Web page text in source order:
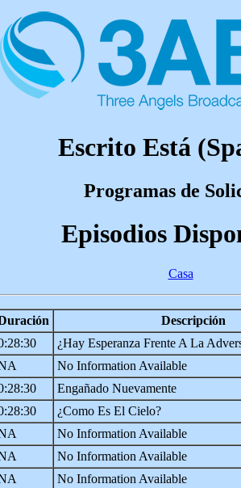
Escrito Está
Programas de
Episodios
Casa
Descripción
¿Hay Esperanza Frente A La
No Information Available
Engañado Nuevamente
¿Como Es El Cielo?
No Information Available
No Information Available
No Information Available